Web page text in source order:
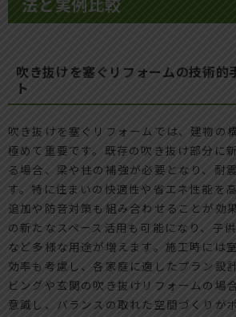
吹き抜けを塞ぐリフォームの技術的
ト
吹き抜けを塞ぐリフォームでは、建物の
極めて重要です。既存の吹き抜け部分に
る場合、梁や柱の補強が必要となり、耐
す。特に住まいの快適性や省エネ性能を
追加や防音対策も組み合わせることが効
の新たなスペース活用も可能になり、子
など多様な用途が増えます。施工時には
効率も考慮し、各家庭に適したプラン設
ビングや玄関の吹き抜けリフォームの場
意識し、バランスの取れた空間づくりが